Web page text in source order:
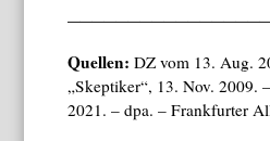
Quellen: DZ vom 13. Aug.
„Skeptiker“, 13. Nov. 2009.
2021. – dpa. – Frankfurter